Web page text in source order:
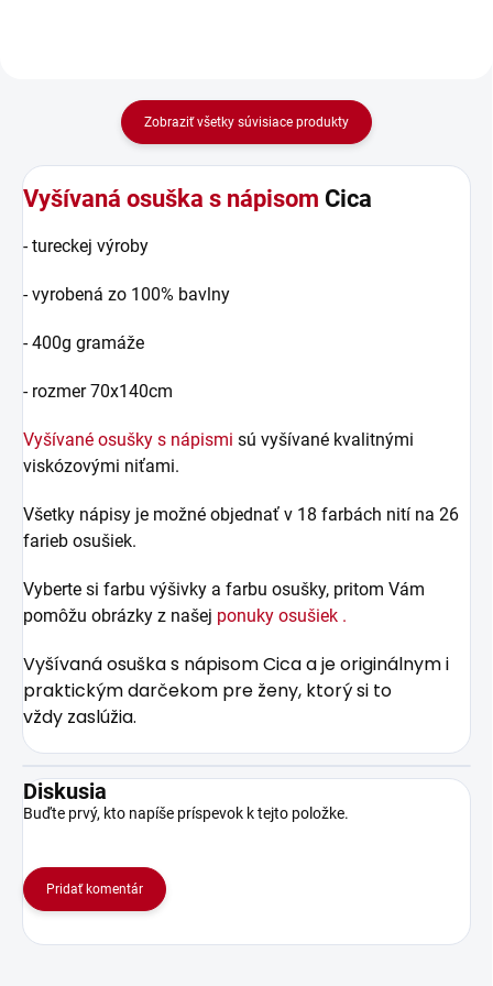
Zobraziť všetky súvisiace produkty
Vyšívaná osuška s nápisom Cica
- tureckej výroby
- vyrobená zo 100% bavlny
- 400g gramáže
- rozmer 70x140cm
Vyšívané osušky s nápismi sú vyšívané kvalitnými
viskózovými niťami.
Všetky nápisy je možné objednať v 18 farbách nití na 26
farieb osušiek.
Vyberte si farbu výšivky a farbu osušky, pritom Vám
pomôžu obrázky z našej ponuky osušiek .
Vyšívaná osuška s nápisom Cica a je originálnym i
praktickým darčekom pre ženy, ktorý si to
vždy zaslúžia.
Diskusia
Buďte prvý, kto napíše príspevok k tejto položke.
Pridať komentár